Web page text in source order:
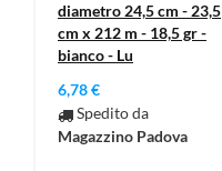
diametro 24,5 cm - 23,5
cm x 212 m - 18,5 gr -
bianco - Lu
6,78 €
Spedito da
Magazzino Padova